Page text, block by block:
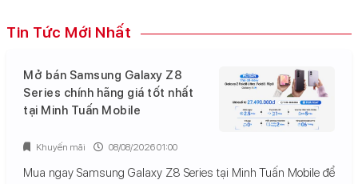
Tin Tức Mới Nhất
Mở bán Samsung Galaxy Z8
Series chính hãng giá tốt nhất
tại Minh Tuấn Mobile
Mua ngay Samsung Galaxy Z8 Series tại Minh Tuấn Mobile để
Khuyến mãi 08/08/2026 01:00